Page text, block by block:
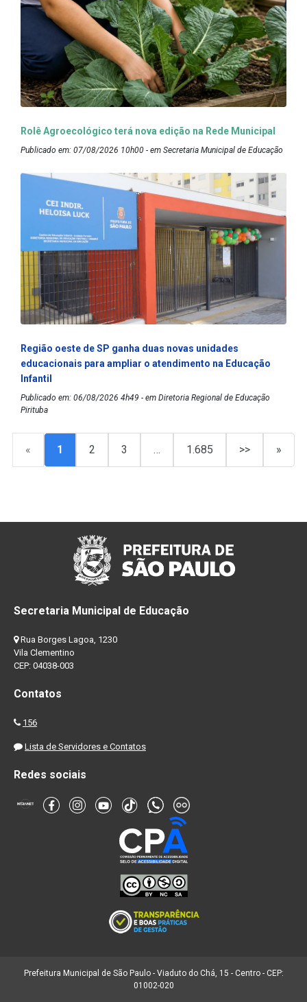
Rolê Agroecológico terá nova edição na Rede Municipal
Publicado em: 07/08/2026 10h00 - em Secretaria Municipal de Educação
Região oeste de SP ganha duas novas unidades
educacionais para ampliar o atendimento na Educação
Infantil
Publicado em: 06/08/2026 4h49 - em Diretoria Regional de Educação
Pirituba
« 1 2 3 … 1.685 >> »
Secretaria Municipal de Educação
Rua Borges Lagoa, 1230
Vila Clementino
CEP: 04038-003
Contatos
156
Lista de Servidores e Contatos
Redes sociais
Prefeitura Municipal de São Paulo - Viaduto do Chá, 15 - Centro - CEP:
01002-020